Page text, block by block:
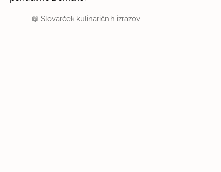
📖Slovarček kulinaričnih izrazov